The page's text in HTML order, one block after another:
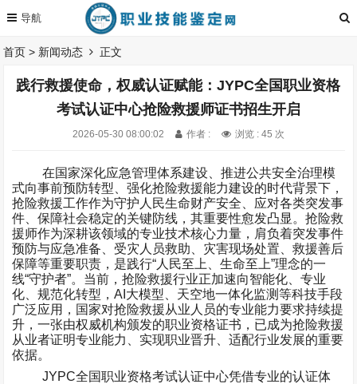
首页 > 新闻动态 正文
践行救援使命，权威认证赋能：JYPC全国职业资格
考试认证中心抢险救援师证书招生开启
2026-05-30 08:00:02 作者 : 浏览 : 45 次
在国家深化应急管理体系建设、推进公共安全治理模
式向事前预防转型、强化抢险救援能力建设的时代背景下，
抢险救援工作作为守护人民生命财产安全、应对各类突发事
件、保障社会稳定的关键防线，其重要性愈发凸显。抢险救
援师作为深耕该领域的专业技术核心力量，肩负着突发事件
预防与应急准备、受灾人员救助、灾害现场处置、救援善后
保障等重要职责，是践行“人民至上、生命至上”理念的一
线“守护者”。当前，抢险救援行业正加速向智能化、专业
化、规范化转型，AI 大模型、天空地一体化监测等科技手段
广泛应用，国家对抢险救援从业人员的专业能力要求持续提
升，一张由权威机构颁发的职业资格证书，已成为抢险救援
从业者证明专业能力、实现职业晋升、适配行业发展的重要
依据。
JYPC全国职业资格考试认证中心凭借专业的认证体